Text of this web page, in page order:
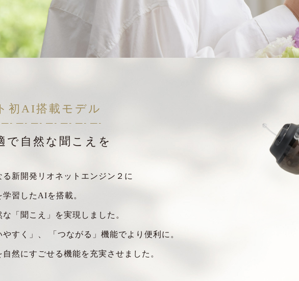
初AI搭載モデル
で自然な聞こえを
新開発リオネットエンジン２に
習したAIを搭載。
「聞こえ」を実現しました。
すく」、 「つながる」機能でより便利に。
然にすごせる機能を充実させました。